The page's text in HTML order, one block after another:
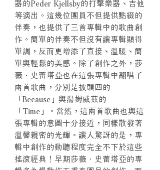
等演出。這幾位團員不但提供點綴的
伴奏，也提供了三首專輯中的歌曲創
作。簡單的伴奏不但沒有讓專輯顯得
單調，反而更增添了直接、溫暖、簡
單與輕鬆的美感。除了創作之外，莎
薇．史蕾塔亞也在這張專輯中翻唱了
兩首歌曲，分別是披頭四的
「Because」與湯姆威茲的
「Time」。當然，這兩首歌曲也與這
張專輯的意圖十分接近，同樣散發著
溫馨親密的光輝。讓人驚訝的是，專
輯中創作的動聽程度完全不下於這些
搖滾經典！早期莎薇．史蕾塔亞的專